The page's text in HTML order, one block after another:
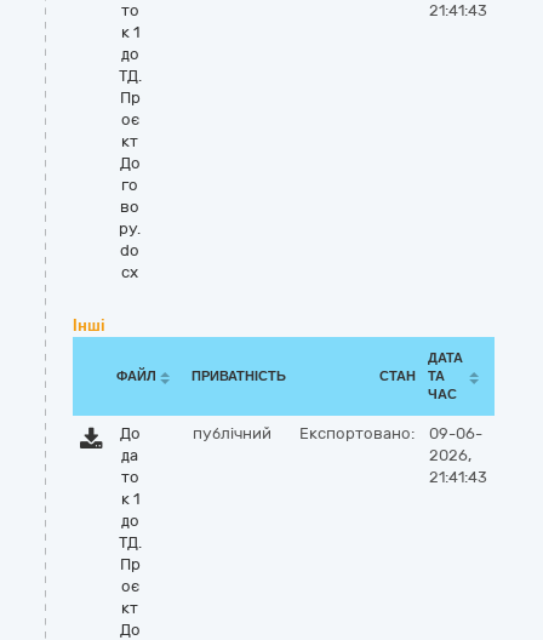
то
к 1
до
ТД.
Пр
оє
кт
До
го
во
ру.
do
cx
21:41:43
Інші
ФАЙЛ ПРИВАТНІСТЬ СТАН
ДАТА
ТА
ЧАС
До
да
то
к 1
до
ТД.
Пр
оє
кт
До
публічний Експортовано:
09-06-
2026,
21:41:43